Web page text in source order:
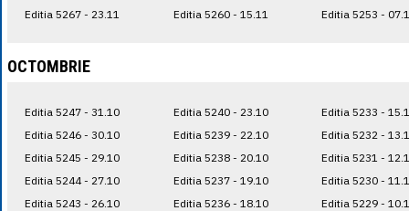
Editia 5267 - 23.11
Editia 5260 - 15.11
Editia 5253 -
OCTOMBRIE
Editia 5247 - 31.10
Editia 5246 - 30.10
Editia 5245 - 29.10
Editia 5244 - 27.10
Editia 5243 - 26.10
Editia 5240 - 23.10
Editia 5239 - 22.10
Editia 5238 - 20.10
Editia 5237 - 19.10
Editia 5236 - 18.10
Editia 5233 -
Editia 5232 -
Editia 5231 -
Editia 5230 -
Editia 5229 -